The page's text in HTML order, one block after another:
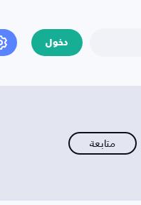
دخول
متابعة